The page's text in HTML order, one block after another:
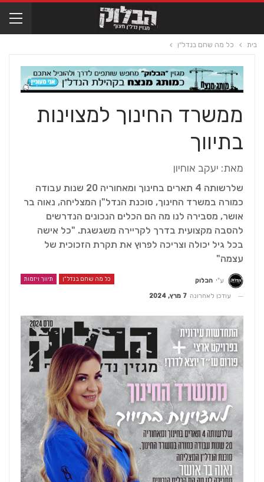
בית כל מה שחם בנדל"ן
ממשרד החינוך למצוינות
בתיווך
מאת: יעקב אוחיון
שלרשותה 4 תארים בחינוך ומאחוריה 20 שנות עבודה
כמורה במשרד החינוך, סוכנת הנדל"ן המצליחה, נאוה בר
אושר, מסבירה לנו מה הם הכלים הנכונים הנדרשים
להסבה מקצועית בדרך לקריירה משגשגת. "כל אישה
בכל גיל יכולה וצריכה לפרוץ את תקרת הזכוכית של
עצמה"
כל מה שחם בנדל"ן תיווך ויזמות ע"י הבלוק
עודכן לאחרונה 7 מרץ, 2024